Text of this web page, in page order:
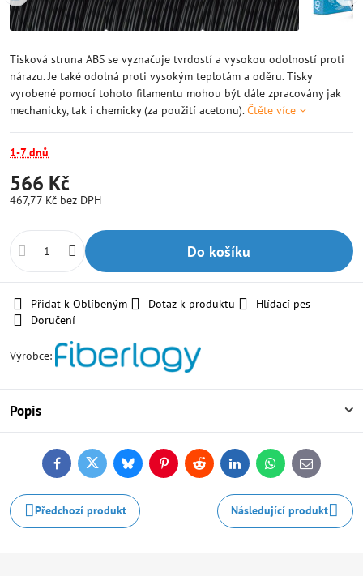
Tisková struna ABS se vyznačuje tvrdostí a vysokou odolností proti
nárazu. Je také odolná proti vysokým teplotám a oděru. Tisky
vyrobené pomocí tohoto filamentu mohou být dále zpracovány jak
mechanicky, tak i chemicky (za použití acetonu).Čtěte více
1-7 dnů
566 Kč
467,77 Kč bez DPH
Do košíku
Přidat k Oblíbeným Dotaz k produktu
Hlídací pes
Doručení
Výrobce:
Popis
FacebookTwitterBlueskyPinterestReddit LinkedInWhatsApp
E-
mail
Předchozí produkt Následující produkt